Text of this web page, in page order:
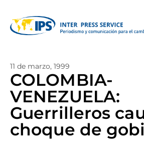
11 de marzo, 1999
COLOMBIA-
VENEZUELA:
Guerrilleros
choque de